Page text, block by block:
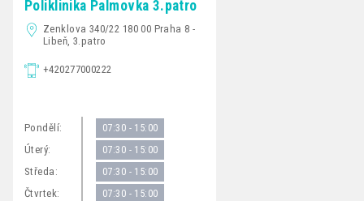
Poliklinika Palmovka 3.patro
Zenklova 340/22 180 00 Praha 8 -
Libeň, 3.patro
+420277000222
Pondělí: 07:30 - 15:00
Úterý: 07:30 - 15:00
Středa: 07:30 - 15:00
Čtvrtek: 07:30 - 15:00